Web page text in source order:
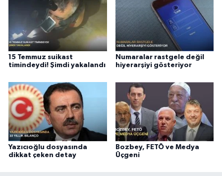
15 Temmuz suikast
timindeydi! Şimdi yakalandı
Numaralar rastgele değil
hiyerarşiyi gösteriyor
Yazıcıoğlu dosyasında
dikkat çeken detay
Bozbey, FETÖ ve Medya
Üçgeni